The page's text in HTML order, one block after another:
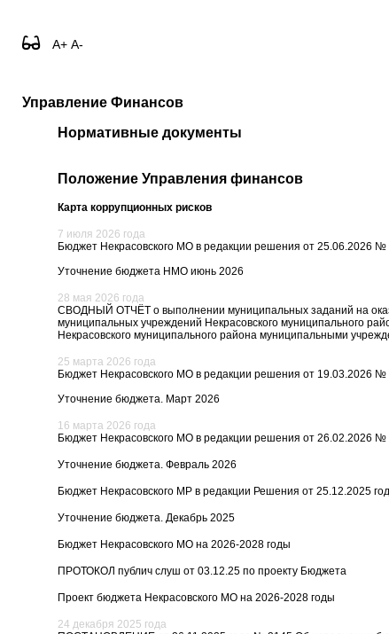
A+ A-
Управление Финансов
Нормативные документы
Положение Управления финансов
Карта коррупционных рисков
7 июля 2026 года
Бюджет Некрасовского МО в редакции решения от 25.06.2026 №
Уточнение бюджета НМО июнь 2026
28 мая 2026 года
СВОДНЫЙ ОТЧЁТ о выполнении муниципальных заданий на
муниципальных учреждений Некрасовского муниципального
Некрасовского муниципального района муниципальными
25 марта 2026 года
Бюджет Некрасовского МО в редакции решения от 19.03.2026 №
Уточнение бюджета. Март 2026
16 марта 2026 года
Бюджет Некрасовского МО в редакции решения от 26.02.2026 №
Уточнение бюджета. Февраль 2026
Бюджет Некрасовского МР в редакции Решения от 25.12.2025
Уточнение бюджета. Декабрь 2025
Бюджет Некрасовского МО на 2026-2028 годы
ПРОТОКОЛ публич слуш от 03.12.25 по проекту Бюджета
Проект бюджета Некрасовского МО на 2026-2028 годы
24 декабря 2025 года